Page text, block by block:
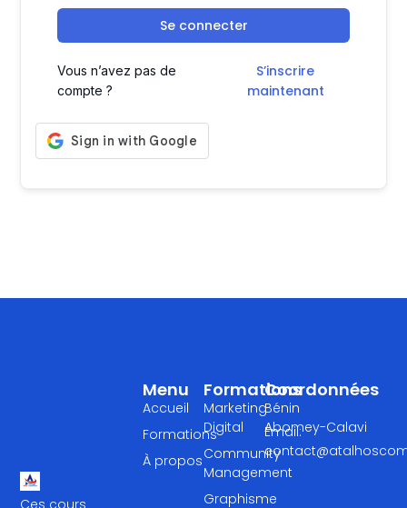
Se connecter
Vous n’avez pas de
compte ?
S’inscrire
maintenant
Formations
Marketing
Digital
Community
Management
Graphisme
Menu
Accueil
Formations
À propos
Coordonnées
Bénin
Abomey-Calavi
Email: